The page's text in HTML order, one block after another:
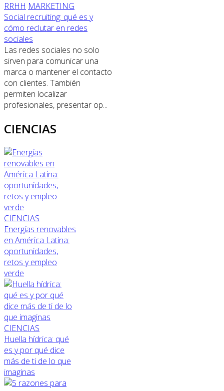
RRHH MARKETING
Social recruiting: qué es y
cómo reclutar en redes
sociales
Las redes sociales no solo
sirven para comunicar una
marca o mantener el contacto
con clientes. También
permiten localizar
profesionales, presentar op...
CIENCIAS
CIENCIAS
Energías renovables
en América Latina:
oportunidades,
retos y empleo
verde
CIENCIAS
Huella hídrica: qué
es y por qué dice
más de ti de lo que
imaginas